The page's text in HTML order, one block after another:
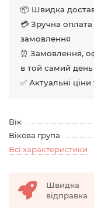
📦 Швидка
💳 Зручна
замовлення
⏰ Замовлення,
в той самий день
✅ Актуальні
Вік
Вікова група
Всі характеристики
Швидка
відправка